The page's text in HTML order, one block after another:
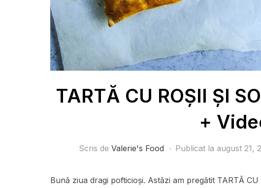
TARTĂ CU ROȘII ȘI
+
Scris de Valerie's Food Publicat la august 21,
Bună ziua dragi pofticioși. Astăzi am pregătit TARTĂ